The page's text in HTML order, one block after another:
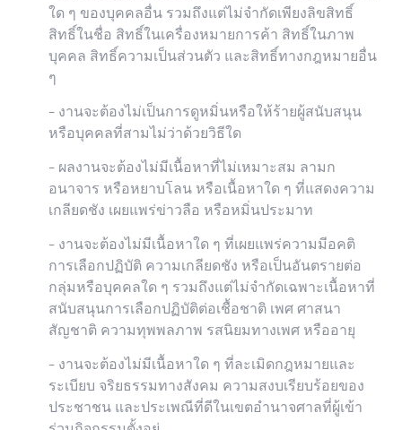
ใด ๆ ของบุคคลอื่น รวมถึงแต่ไม่จำกัดเพียงลิขสิทธิ์
สิทธิ์ในชื่อ สิทธิ์ในเครื่องหมายการค้า สิทธิ์ในภาพ
บุคคล สิทธิ์ความเป็นส่วนตัว และสิทธิ์ทางกฎหมายอื่น
ๆ
- งานจะต้องไม่เป็นการดูหมิ่นหรือให้ร้ายผู้สนับสนุน
หรือบุคคลที่สามไม่ว่าด้วยวิธีใด
- ผลงานจะต้องไม่มีเนื้อหาที่ไม่เหมาะสม ลามก
อนาจาร หรือหยาบโลน หรือเนื้อหาใด ๆ ที่แสดงความ
เกลียดชัง เผยแพร่ข่าวลือ หรือหมิ่นประมาท
- งานจะต้องไม่มีเนื้อหาใด ๆ ที่เผยแพร่ความมีอคติ
การเลือกปฏิบัติ ความเกลียดชัง หรือเป็นอันตรายต่อ
กลุ่มหรือบุคคลใด ๆ รวมถึงแต่ไม่จำกัดเฉพาะเนื้อหาที่
สนับสนุนการเลือกปฏิบัติต่อเชื้อชาติ เพศ ศาสนา
สัญชาติ ความทุพพลภาพ รสนิยมทางเพศ หรืออายุ
- งานจะต้องไม่มีเนื้อหาใด ๆ ที่ละเมิดกฎหมายและ
ระเบียบ จริยธรรมทางสังคม ความสงบเรียบร้อยของ
ประชาชน และประเพณีที่ดีในเขตอำนาจศาลที่ผู้เข้า